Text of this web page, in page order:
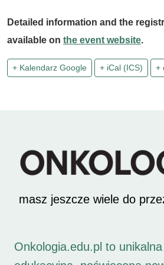
Detailed information and the
available on the event website.
+ Kalendarz Google + iCal (ICS) +
masz jeszcze wiele do
Onkologia.edu.pl to